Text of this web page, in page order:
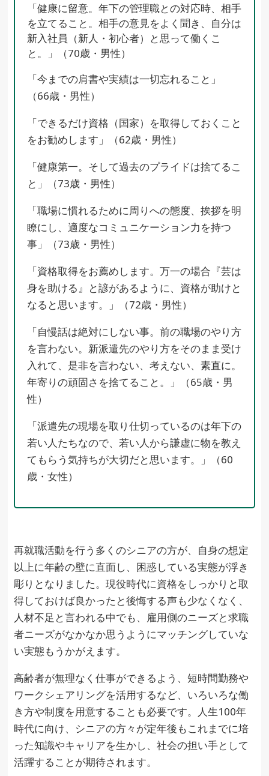
「健康に留意。年下の管理職との対応時、相手
を立てること。相手の意見をよく聞き、自分は
新入社員（新人・初心者）と思って働くこ
と。」（70歳・男性）
「今までの肩書や実績は一切忘れること」
（66歳・男性）
「できるだけ資格（国家）を取得しておくこと
をお勧めします」（62歳・男性）
「健康第一。そして過去のプライドは捨てるこ
と」（73歳・男性）
「職場に慣れるために周りへの態度、挨拶を明
瞭にし、適度なコミュニケーション力を持つ
事」（73歳・男性）
「資格取得をお薦めします。万一の場合『芸は
身を助ける』と諺があるように、資格が助けと
なると思います。」（72歳・男性）
「自慢話は絶対にしない事。前の職場のやり方
を言わない。新派遣先のやり方をそのまま受け
入れて、是非を言わない、考えない、素直に。
年寄りの頑固さを捨てること。」（65歳・男
性）
「派遣先の現場を取り仕切っているのは年下の
若い人たちなので、若い人から謙虚に物を教え
てもらう気持ちが大切だと思います。」（60
歳・女性）
再就職活動を行う多くのシニアの方が、自身の想定
以上に年齢の壁に直面し、困惑している実態が浮き
彫りとなりました。現役時代に資格をしっかりと取
得しておけば良かったと後悔する声も少なくなく、
人材不足と言われる中でも、雇用側のニーズと求職
者ニーズがなかなか思うようにマッチングしていな
い実態もうかがえます。
高齢者が無理なく仕事ができるよう、短時間勤務や
ワークシェアリングを活用するなど、いろいろな働
き方や制度を用意することも必要です。人生100年
時代に向け、シニアの方々が定年後もこれまでに培
った知識やキャリアを生かし、社会の担い手として
活躍することが期待されます。